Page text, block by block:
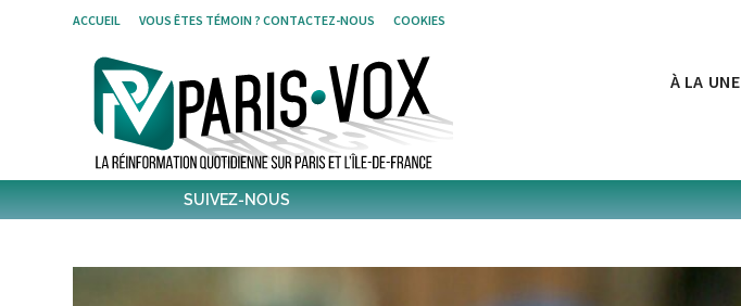
ACCUEIL VOUS ÊTES TÉMOIN ? CONTACTEZ-NOUS COOKIES
À LA UNE
SUIVEZ-NOUS